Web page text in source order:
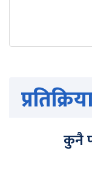
प्रतिक्रिया
कुनै